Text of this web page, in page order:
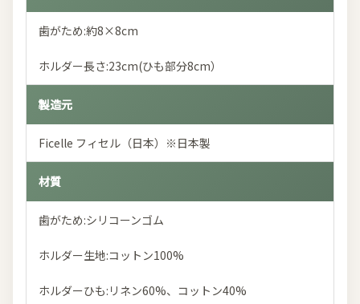
歯がため:約8×8cm
ホルダー長さ:23cm(ひも部分8cm）
製造元
Ficelle フィセル（日本）※日本製
材質
歯がため:シリコーンゴム
ホルダー生地:コットン100%
ホルダーひも:リネン60%、コットン40%